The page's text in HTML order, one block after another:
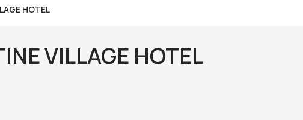
HOTEL
VILLAGE HOTEL